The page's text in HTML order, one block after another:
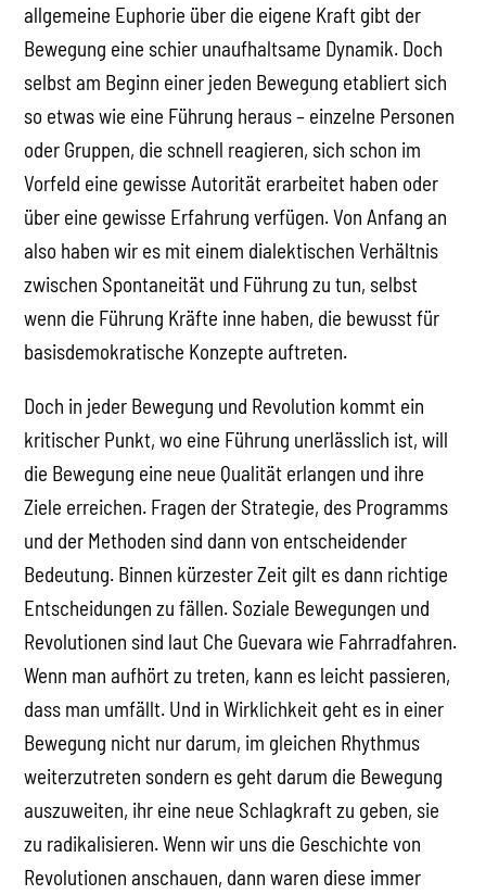
allgemeine Euphorie über die eigene Kraft gibt der
Bewegung eine schier unaufhaltsame Dynamik. Doch
selbst am Beginn einer jeden Bewegung etabliert sich
so etwas wie eine Führung heraus – einzelne Personen
oder Gruppen, die schnell reagieren, sich schon im
Vorfeld eine gewisse Autorität erarbeitet haben oder
über eine gewisse Erfahrung verfügen. Von Anfang an
also haben wir es mit einem dialektischen Verhältnis
zwischen Spontaneität und Führung zu tun, selbst
wenn die Führung Kräfte inne haben, die bewusst für
basisdemokratische Konzepte auftreten.
Doch in jeder Bewegung und Revolution kommt ein
kritischer Punkt, wo eine Führung unerlässlich ist, will
die Bewegung eine neue Qualität erlangen und ihre
Ziele erreichen. Fragen der Strategie, des Programms
und der Methoden sind dann von entscheidender
Bedeutung. Binnen kürzester Zeit gilt es dann richtige
Entscheidungen zu fällen. Soziale Bewegungen und
Revolutionen sind laut Che Guevara wie Fahrradfahren.
Wenn man aufhört zu treten, kann es leicht passieren,
dass man umfällt. Und in Wirklichkeit geht es in einer
Bewegung nicht nur darum, im gleichen Rhythmus
weiterzutreten sondern es geht darum die Bewegung
auszuweiten, ihr eine neue Schlagkraft zu geben, sie
zu radikalisieren. Wenn wir uns die Geschichte von
Revolutionen anschauen, dann waren diese immer